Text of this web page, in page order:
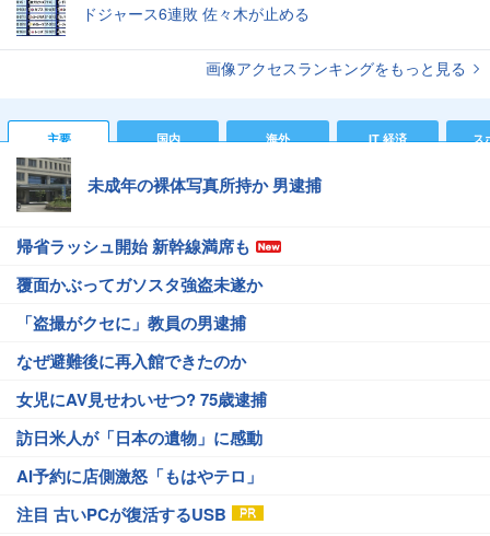
ドジャース6連敗 佐々木が止める
画像アクセスランキングをもっと見る
主要 国内 海外 IT 経済 ス
未成年の裸体写真所持か 男逮捕
帰省ラッシュ開始 新幹線満席も
覆面かぶってガソスタ強盗未遂か
「盗撮がクセに」教員の男逮捕
なぜ避難後に再入館できたのか
女児にAV見せわいせつ? 75歳逮捕
訪日米人が「日本の遺物」に感動
AI予約に店側激怒「もはやテロ」
注目 古いPCが復活するUSB